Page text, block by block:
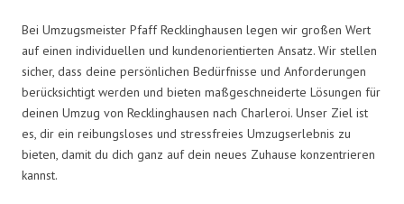
Bei Umzugsmeister Pfaff Recklinghausen legen wir großen Wert
auf einen individuellen und kundenorientierten Ansatz. Wir stellen
sicher, dass deine persönlichen Bedürfnisse und Anforderungen
berücksichtigt werden und bieten maßgeschneiderte Lösungen für
deinen Umzug von Recklinghausen nach Charleroi. Unser Ziel ist
es, dir ein reibungsloses und stressfreies Umzugserlebnis zu
bieten, damit du dich ganz auf dein neues Zuhause konzentrieren
kannst.